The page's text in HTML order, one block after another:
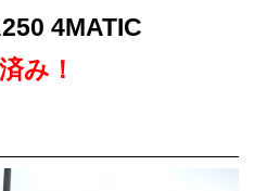
4MATIC
み！